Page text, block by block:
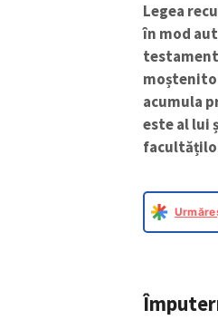
Legea
în mod
acumula
este al lui